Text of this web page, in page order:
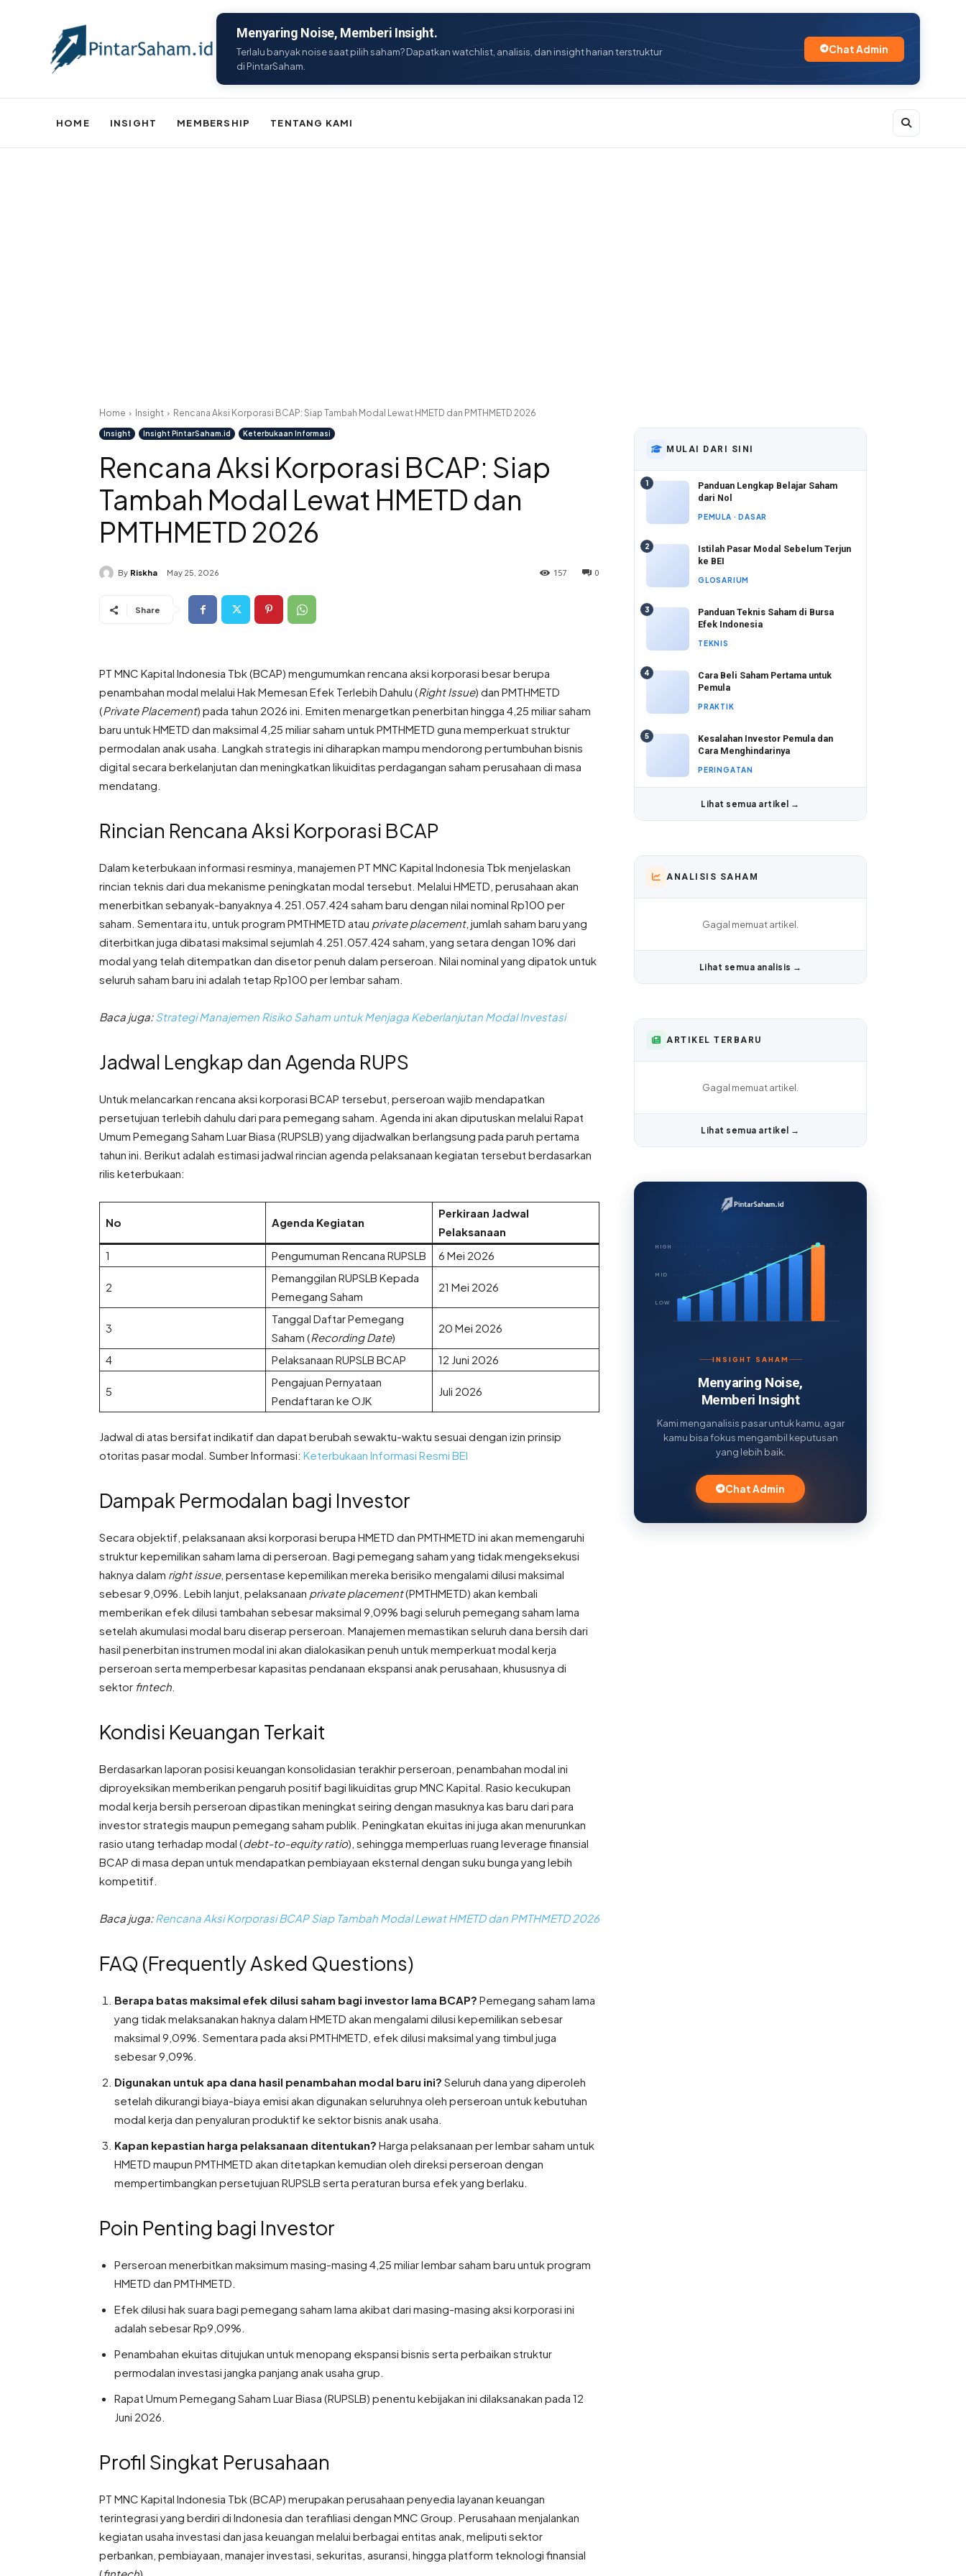
Menyaring Noise, Memberi Insight.
Terlalu banyak noise saat pilih saham? Dapatkan watchlist, analisis, dan insight harian terstruktur
di PintarSaham.
Chat Admin
HOME INSIGHT MEMBERSHIP TENTANG KAMI
Home Insight Rencana Aksi Korporasi BCAP: Siap Tambah Modal Lewat HMETD dan PMTHMETD 2026
Insight Insight PintarSaham.id Keterbukaan Informasi
Rencana Aksi Korporasi BCAP: Siap
Tambah Modal Lewat HMETD dan
PMTHMETD 2026
By Riskha May 25, 2026 0
157
Share
PT MNC Kapital Indonesia Tbk (BCAP) mengumumkan rencana aksi korporasi besar berupa
penambahan modal melalui Hak Memesan Efek Terlebih Dahulu (Right Issue) dan PMTHMETD
(Private Placement) pada tahun 2026 ini . Emiten menargetkan penerbitan hingga 4,25 miliar saham
baru untuk HMETD dan maksimal 4,25 miliar saham untuk PMTHMETD guna memperkuat struktur
permodalan anak usaha . Langkah strategis ini diharapkan mampu mendorong pertumbuhan bisnis
digital secara berkelanjutan dan meningkatkan likuiditas perdagangan saham perusahaan di masa
mendatang
Rincian Rencana Aksi Korporasi BCAP
Dalam keterbukaan informasi resminya, manajemen PT MNC Kapital Indonesia Tbk menjelaskan
rincian teknis dari dua mekanisme peningkatan modal tersebut . Melalui HMETD, perusahaan akan
menerbitkan sebanyak-banyaknya 4.251.057.424 saham baru dengan nilai nominal Rp100 per
saham . Sementara itu, untuk program PMTHMETD atau private placement, jumlah saham baru yang
diterbitkan juga dibatasi maksimal sejumlah 4.251.057.424 saham, yang setara dengan 10% dari
modal yang telah ditempatkan dan disetor penuh dalam perseroan . Nilai nominal yang dipatok untuk
seluruh saham baru ini adalah tetap Rp100 per lembar saham
Baca juga:Strategi Manajemen Risiko Saham untuk Menjaga Keberlanjutan Modal Investasi
Jadwal Lengkap dan Agenda RUPS
Untuk melancarkan rencana aksi korporasi BCAP tersebut, perseroan wajib mendapatkan
persetujuan terlebih dahulu dari para pemegang saham . Agenda ini akan diputuskan melalui Rapat
Umum Pemegang Saham Luar Biasa (RUPSLB) yang dijadwalkan berlangsung pada paruh pertama
tahun ini . Berikut adalah estimasi jadwal rincian agenda pelaksanaan kegiatan tersebut berdasarkan
rilis keterbukaan:
No Agenda Kegiatan
Perkiraan Jadwal
Pelaksanaan
1
Pengumuman Rencana RUPSLB 6 Mei 2026
2
Pemanggilan RUPSLB Kepada
Pemegang Saham
21 Mei 2026
3
Tanggal Daftar Pemegang
Saham (Recording Date)
20 Mei 2026
4 Pelaksanaan RUPSLB BCAP 12 Juni 2026
5
Pengajuan Pernyataan
Pendaftaran ke OJK
Juli 2026
Jadwal di atas bersifat indikatif dan dapat berubah sewaktu-waktu sesuai dengan izin prinsip
otoritas pasar modal . Sumber Informasi: Keterbukaan Informasi Resmi BEI
Dampak Permodalan bagi Investor
Secara objektif, pelaksanaan aksi korporasi berupa HMETD dan PMTHMETD ini akan memengaruhi
struktur kepemilikan saham lama di perseroan . Bagi pemegang saham yang tidak mengeksekusi
haknya dalam right issue, persentase kepemilikan mereka berisiko mengalami dilusi maksimal
sebesar 9,09% . Lebih lanjut, pelaksanaan private placement(PMTHMETD) akan kembali
memberikan efek dilusi tambahan sebesar maksimal 9,09% bagi seluruh pemegang saham lama
setelah akumulasi modal baru diserap perseroan . Manajemen memastikan seluruh dana bersih dari
hasil penerbitan instrumen modal ini akan dialokasikan penuh untuk memperkuat modal kerja
perseroan serta memperbesar kapasitas pendanaan ekspansi anak perusahaan, khususnya di
sektor fintech
Kondisi Keuangan Terkait
Berdasarkan laporan posisi keuangan konsolidasian terakhir perseroan, penambahan modal ini
diproyeksikan memberikan pengaruh positif bagi likuiditas grup MNC Kapital . Rasio kecukupan
modal kerja bersih perseroan dipastikan meningkat seiring dengan masuknya kas baru dari para
investor strategis maupun pemegang saham publik . Peningkatan ekuitas ini juga akan menurunkan
rasio utang terhadap modal (debt-to-equity ratio), sehingga memperluas ruang leverage finansial
BCAP di masa depan untuk mendapatkan pembiayaan eksternal dengan suku bunga yang lebih
kompetitif
Baca juga:Rencana Aksi Korporasi BCAP Siap Tambah Modal Lewat HMETD dan PMTHMETD 2026
FAQ (Frequently Asked Questions)
Berapa batas maksimal efek dilusi saham bagi investor lama BCAP? Pemegang saham lama
yang tidak melaksanakan haknya dalam HMETD akan mengalami dilusi kepemilikan sebesar
maksimal 9,09%. Sementara pada aksi PMTHMETD, efek dilusi maksimal yang timbul juga
sebesar 9,09%.
Digunakan untuk apa dana hasil penambahan modal baru ini? Seluruh dana yang diperoleh
setelah dikurangi biaya-biaya emisi akan digunakan seluruhnya oleh perseroan untuk kebutuhan
modal kerja dan penyaluran produktif ke sektor bisnis anak usaha.
Kapan kepastian harga pelaksanaan ditentukan? Harga pelaksanaan per lembar saham untuk
HMETD maupun PMTHMETD akan ditetapkan kemudian oleh direksi perseroan dengan
mempertimbangkan persetujuan RUPSLB serta peraturan bursa efek yang berlaku.
Poin Penting bagi Investor
Perseroan menerbitkan maksimum masing-masing 4,25 miliar lembar saham baru untuk program
HMETD dan PMTHMETD.
Efek dilusi hak suara bagi pemegang saham lama akibat dari masing-masing aksi korporasi ini
adalah sebesar Rp9,09%.
Penambahan ekuitas ditujukan untuk menopang ekspansi bisnis serta perbaikan struktur
permodalan investasi jangka panjang anak usaha grup.
Rapat Umum Pemegang Saham Luar Biasa (RUPSLB) penentu kebijakan ini dilaksanakan pada 12
Juni 2026.
Profil Singkat Perusahaan
PT MNC Kapital Indonesia Tbk (BCAP) merupakan perusahaan penyedia layanan keuangan
terintegrasi yang berdiri di Indonesia dan terafiliasi dengan MNC Group . Perusahaan menjalankan
kegiatan usaha investasi dan jasa keuangan melalui berbagai entitas anak, meliputi sektor
perbankan, pembiayaan, manajer investasi, sekuritas, asuransi, hingga platform teknologi finansial
MULAI DARI SINI
1
Panduan Lengkap Belajar Saham
dari Nol
PEMULA · DASAR
2
Istilah Pasar Modal Sebelum Terjun
ke BEI
GLOSARIUM
3
Panduan Teknis Saham di Bursa
Efek Indonesia
TEKNIS
4
Cara Beli Saham Pertama untuk
Pemula
PRAKTIK
5
Kesalahan Investor Pemula dan
Cara Menghindarinya
PERINGATAN
Lihat semua artikel →
ANALISIS SAHAM
Gagal memuat artikel.
Lihat semua analisis →
ARTIKEL TERBARU
Gagal memuat artikel.
Lihat semua artikel →
HIGH
MID
LOW
INSIGHT SAHAM
Menyaring Noise,
Memberi Insight
Kami menganalisis pasar untuk kamu, agar
kamu bisa fokus mengambil keputusan
yang lebih baik.
Chat Admin